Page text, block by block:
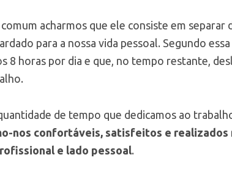
acharmos que ele consiste em separar
para a nossa vida pessoal. Segundo essa
8 horas por dia e que, no tempo restante,
de tempo que dedicamos ao
nos confortáveis, satisfeitos e realizados
e lado pessoal.